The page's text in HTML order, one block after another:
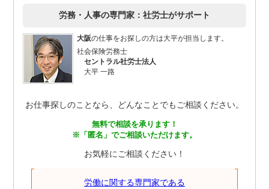
労務・人事の専門家：社労士がサポート
大阪の仕事をお探しの方は大平が担当します。
社会保険労務士
セントラル社労士法人
大平 一路
お仕事探しのことなら、どんなことでもご相談ください。
無料で相談を承ります！
※「匿名」でご相談いただけます。
お気軽にご相談ください！
労働に関する専門家である